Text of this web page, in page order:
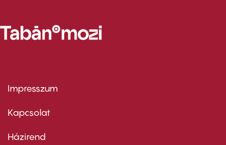
Footer
first
Impresszum
Kapcsolat
Footer
Házirend